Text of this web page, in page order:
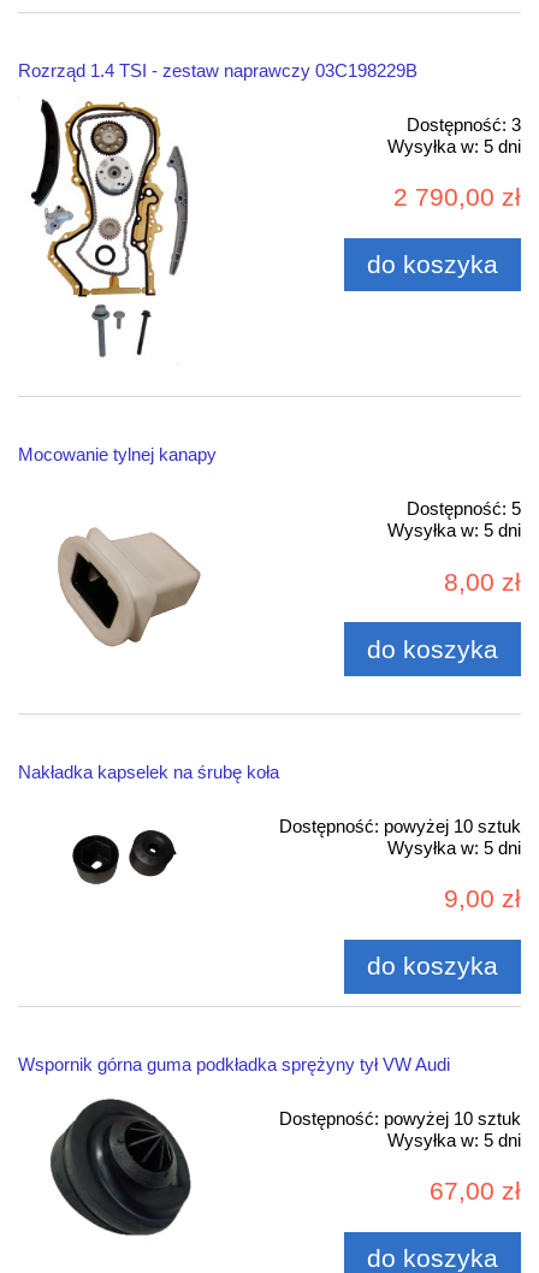
Rozrząd 1.4 TSI - zestaw naprawczy 03C198229B
Dostępność: 3
Wysyłka w: 5 dni
2 790,00 zł
do koszyka
Mocowanie tylnej kanapy
Dostępność: 5
Wysyłka w: 5 dni
8,00 zł
do koszyka
Nakładka kapselek na śrubę koła
Dostępność: powyżej 10 sztuk
Wysyłka w: 5 dni
9,00 zł
do koszyka
Wspornik górna guma podkładka sprężyny tył VW Audi
Dostępność: powyżej 10 sztuk
Wysyłka w: 5 dni
67,00 zł
do koszyka